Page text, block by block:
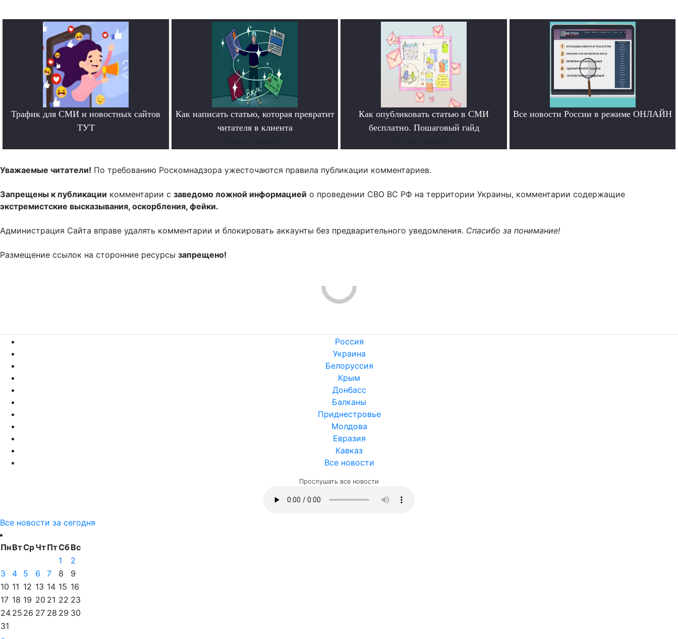
Трафик для СМИ и новостных сайтов
ТУТ
Как написать статью, которая превратит
читателя в клиента
Как опубликовать статью в СМИ
бесплатно. Пошаговый гайд
Все новости России в режиме ОНЛАЙН
Уважаемые читатели! По требованию Роскомнадзора ужесточаются правила публикации комментариев.
Запрещены к публикации комментарии с заведомо ложной информацией о проведении СВО ВС РФ на территории Украины, комментарии содержащие
экстремистские высказывания, оскорбления, фейки.
Администрация Сайта вправе удалять комментарии и блокировать аккаунты без предварительного уведомления. Спасибо за понимание!
Размещение ссылок на сторонние ресурсы запрещено!
Россия
Украина
Белоруссия
Крым
Донбасс
Балканы
Приднестровье
Молдова
Евразия
Кавказ
Все новости
Прослушать все новости
Все новости за сегодня
ПнВтСрЧтПтСбВс
1
2
3
4 5 6 7 8
9
10 11 12 13 14 15 16
17 18 19 20 21 22 23
24 25 26 27 28 29 30
31